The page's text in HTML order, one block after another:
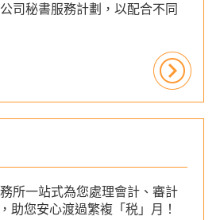
司秘書服務計劃，以配合不同
所一站式為您處理會計、審計
助您安心渡過繁複「税」月！